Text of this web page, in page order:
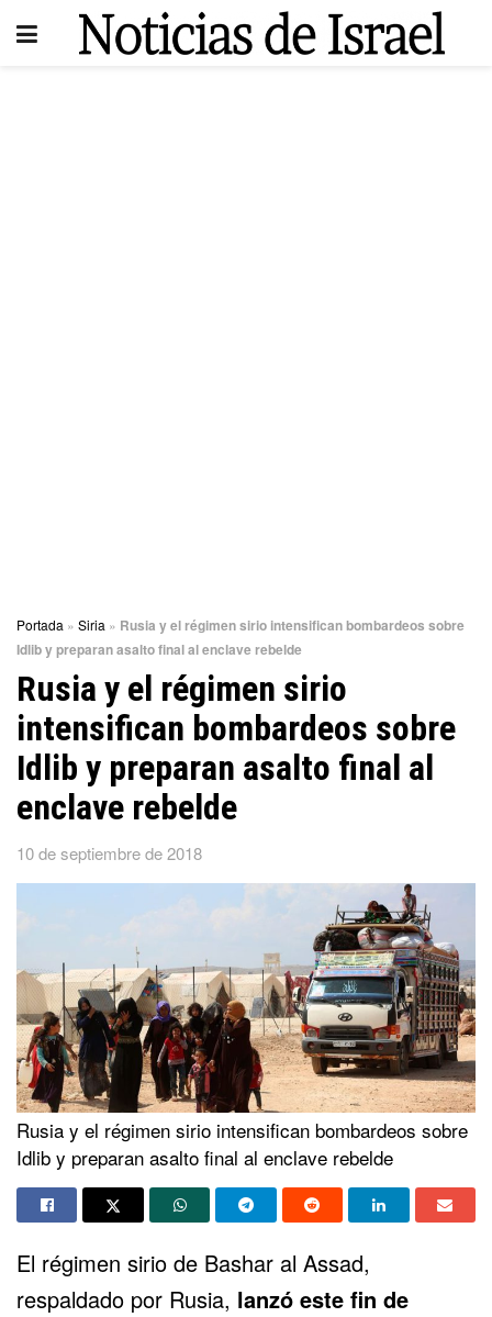
Portada » Siria » Rusia y el régimen sirio intensifican bombardeos sobre
Idlib y preparan asalto final al enclave rebelde
Rusia y el régimen sirio
intensifican bombardeos sobre
Idlib y preparan asalto final al
enclave rebelde
10 de septiembre de 2018
Rusia y el régimen sirio intensifican bombardeos sobre
Idlib y preparan asalto final al enclave rebelde
El régimen sirio de Bashar al Assad,
respaldado por Rusia, lanzó este fin de